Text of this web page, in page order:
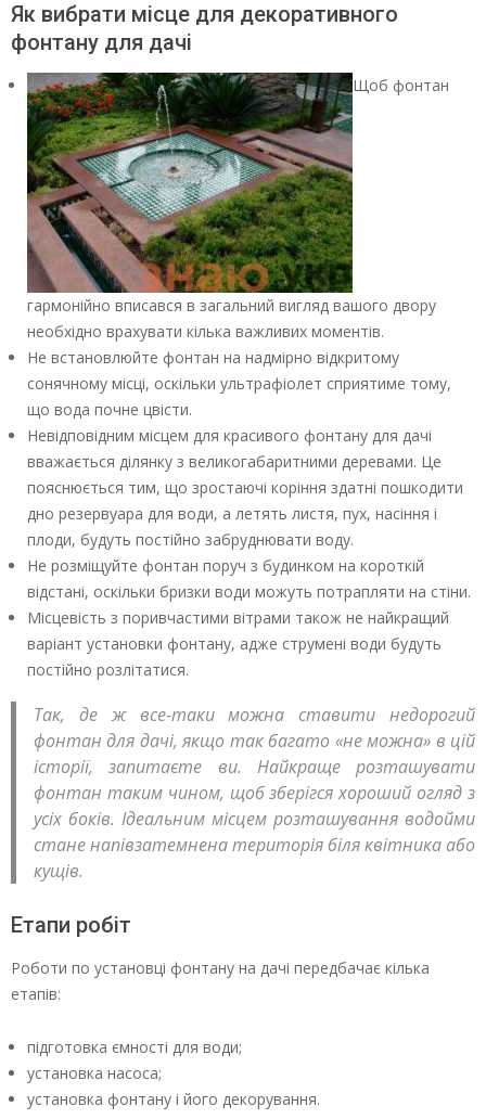
Як вибрати місце для декоративного
фонтану для дачі
Щоб фонтан
гармонійно вписався в загальний вигляд вашого двору
необхідно врахувати кілька важливих моментів.
Не встановлюйте фонтан на надмірно відкритому
сонячному місці, оскільки ультрафіолет сприятиме тому,
що вода почне цвісти.
Невідповідним місцем для красивого фонтану для дачі
вважається ділянку з великогабаритними деревами. Це
пояснюється тим, що зростаючі коріння здатні пошкодити
дно резервуара для води, а летять листя, пух, насіння і
плоди, будуть постійно забруднювати воду.
Не розміщуйте фонтан поруч з будинком на короткій
відстані, оскільки бризки води можуть потрапляти на стіни.
Місцевість з поривчастими вітрами також не найкращий
варіант установки фонтану, адже струмені води будуть
постійно розлітатися.
Так, де ж все-таки можна ставити недорогий
фонтан для дачі, якщо так багато «не можна» в цій
історії, запитаєте ви. Найкраще розташувати
фонтан таким чином, щоб зберігся хороший огляд з
усіх боків. Ідеальним місцем розташування водойми
стане напівзатемнена територія біля квітника або
кущів.
Етапи робіт
Роботи по установці фонтану на дачі передбачає кілька
етапів:
підготовка ємності для води;
установка насоса;
установка фонтану і його декорування.